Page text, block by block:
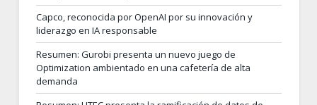
Capco, reconocida por OpenAI por su innovación y
liderazgo en IA responsable
Resumen: Gurobi presenta un nuevo juego de
Optimization ambientado en una cafetería de alta
demanda